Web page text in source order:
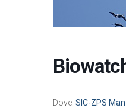
Dove: SIC-ZPS